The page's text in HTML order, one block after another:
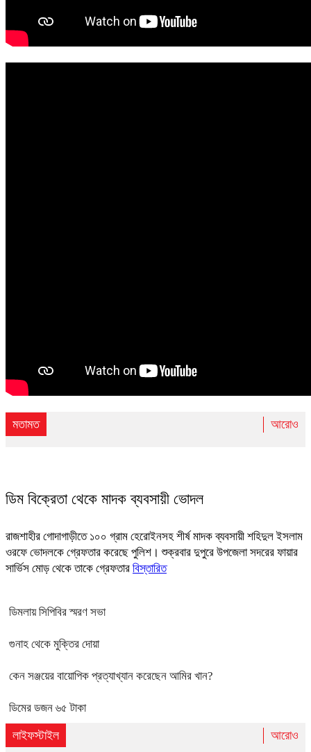
মতামত আরোও
ডিম বিক্রেতা থেকে মাদক ব্যবসায়ী ভোদল
রাজশাহীর গোদাগাড়ীতে ১০০ গ্রাম হেরোইনসহ শীর্ষ মাদক ব্যবসায়ী শহিদুল ইসলাম
ওরফে ভোদলকে গ্রেফতার করেছে পুলিশ। শুক্রবার দুপুরে উপজেলা সদরের ফায়ার
সার্ভিস মোড় থেকে তাকে গ্রেফতার বিস্তারিত
ডিমলায় সিপিবির স্মরণ সভা
গুনাহ থেকে মুক্তির দোয়া
কেন সঞ্জয়ের বায়োপিক প্রত্যাখ্যান করেছেন আমির খান?
ডিমের ডজন ৬৫ টাকা
লাইফস্টাইল আরোও